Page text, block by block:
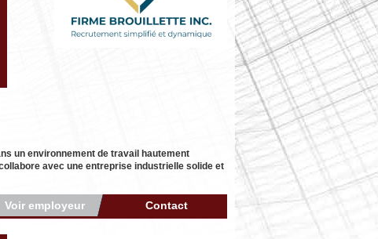
un environnement de travail hautement
avec une entreprise industrielle solide et
Voir employeur Contact